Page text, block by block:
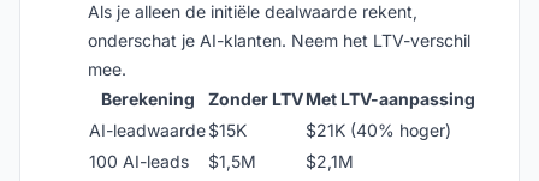
Als je alleen de initiële dealwaarde rekent,
onderschat je AI-klanten. Neem het LTV-verschil
mee.
Berekening
Zonder LTVMet LTV-aanpassing
AI-leadwaarde$15K
$21K (40% hoger)
100 AI-leads
$1,5M
$2,1M